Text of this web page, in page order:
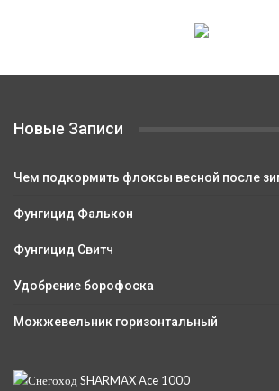
Новые Записи
Чем подкормить флоксы весной после
Фунгицид Фалькон
Фунгицид Свитч
Удобрение борофоска
Можжевельник горизонтальный